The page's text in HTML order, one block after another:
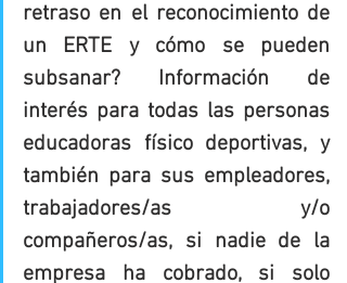
retraso en el reconocimiento de
un ERTE y cómo se pueden
subsanar? Información de
interés para todas las personas
educadoras físico deportivas, y
también para sus empleadores,
trabajadores/as y/o
compañeros/as, si nadie de la
empresa ha cobrado, si solo